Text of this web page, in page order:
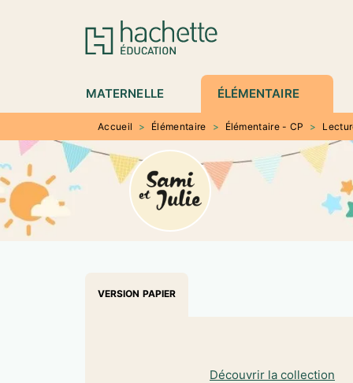
MENU RECHERCHE
MATERNELLE ÉLÉMENTAIRE
Accueil > Élémentaire > Élémentaire - CP >
VERSION PAPIER
Découvrir la collection